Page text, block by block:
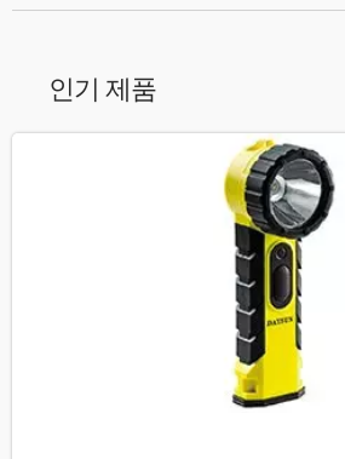
인기 제품